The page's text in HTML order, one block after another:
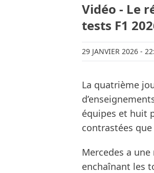
Vidéo - Le
tests F1
29 JANVIER 2026 -
La quatrième
équipes et huit
contrastées
Mercedes a
enchaînant les